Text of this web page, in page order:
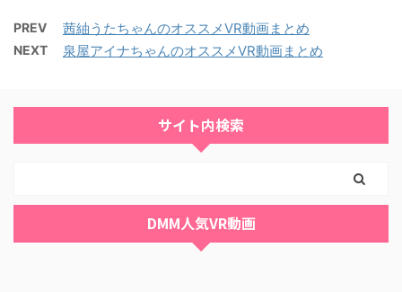
PREV 茜紬うたちゃんのオススメVR動画まとめ
NEXT 泉屋アイナちゃんのオススメVR動画まとめ
サイト内検索
DMM人気VR動画